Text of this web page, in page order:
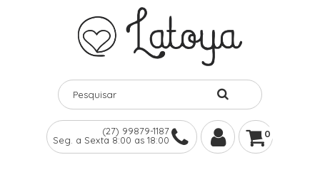
(27) 99879-1187
Seg. a Sexta 8:00 as 18:00
0